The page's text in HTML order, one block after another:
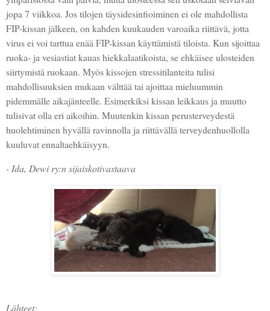
jopa 7 viikkoa. Jos tilojen täysidesinfioiminen ei ole mahdollista
FIP-kissan jälkeen, on kahden kuukauden varoaika riittävä, jotta
virus ei voi tarttua enää FIP-kissan käyttämistä tiloista. Kun sijoittaa
ruoka- ja vesiastiat kauas hiekkalaatikoista, se ehkäisee ulosteiden
siirtymistä ruokaan. Myös kissojen stressitilanteita tulisi
mahdollisuuksien mukaan välttää tai ajoittaa mieluummin
pidemmälle aikajänteelle. Esimerkiksi kissan leikkaus ja muutto
tulisivat olla eri aikoihin. Muutenkin kissan perusterveydestä
huolehtiminen hyvällä ravinnolla ja riittävällä terveydenhuollolla
kuuluvat ennaltaehkäisyyn.
- Ida, Dewi ry:n sijaiskotivastaava
Lähteet: